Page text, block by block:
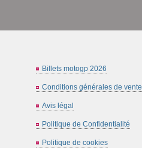
Billets motogp 2026
Conditions générales de vente
Avis légal
Politique de Confidentialité
Politique de cookies